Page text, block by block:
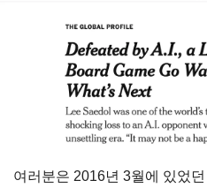
여러분은 2016년 3월에 있었